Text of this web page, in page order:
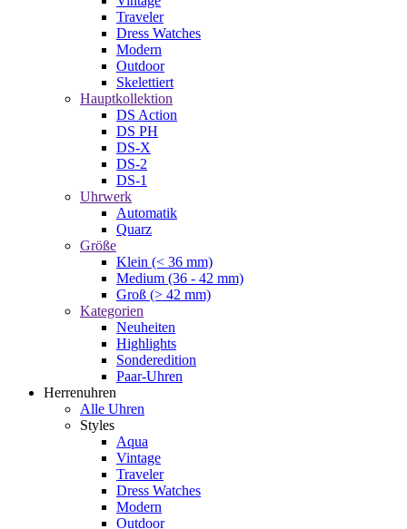
Traveler
Dress Watches
Modern
Outdoor
Skelettiert
Hauptkollektion
DS Action
DS PH
DS-X
DS-2
DS-1
Uhrwerk
Automatik
Quarz
Größe
Klein (< 36 mm)
Medium (36 - 42 mm)
Groß (> 42 mm)
Kategorien
Neuheiten
Highlights
Sonderedition
Paar-Uhren
Herrenuhren
Alle Uhren
Styles
Aqua
Vintage
Traveler
Dress Watches
Modern
Outdoor